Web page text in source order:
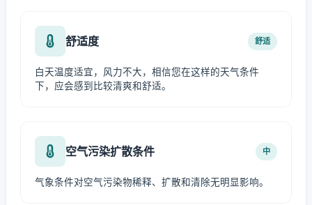
舒适度 舒适
白天温度适宜，风力不大，相信您在这样的天气条件
下，应会感到比较清爽和舒适。
空气污染扩散条件 中
气象条件对空气污染物稀释、扩散和清除无明显影响。